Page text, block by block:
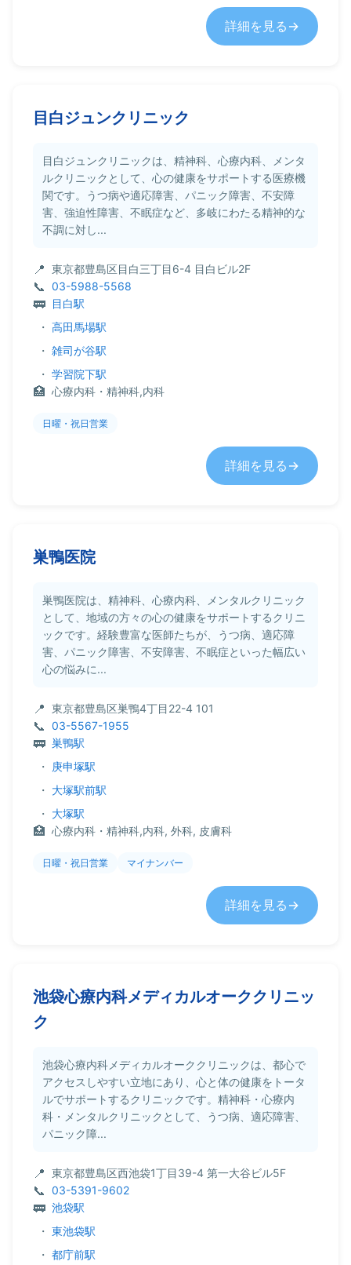
詳細を見る
目白ジュンクリニック
目白ジュンクリニックは、精神科、心療内科、メンタ
ルクリニックとして、心の健康をサポートする医療機
関です。うつ病や適応障害、パニック障害、不安障
害、強迫性障害、不眠症など、多岐にわたる精神的な
不調に対し...
東京都豊島区目白三丁目6-4 目白ビル2F
03-5988-5568
目白駅
・ 高田馬場駅
・ 雑司が谷駅
・ 学習院下駅
心療内科・精神科,内科
日曜・祝日営業
詳細を見る
巣鴨医院
巣鴨医院は、精神科、心療内科、メンタルクリニック
として、地域の方々の心の健康をサポートするクリニ
ックです。経験豊富な医師たちが、うつ病、適応障
害、パニック障害、不安障害、不眠症といった幅広い
心の悩みに...
東京都豊島区巣鴨4丁目22-4 101
03-5567-1955
巣鴨駅
・
庚申塚駅
・ 大塚駅前駅
・ 大塚駅
心療内科・精神科,内科, 外科, 皮膚科
日曜・祝日営業 マイナンバー
詳細を見る
池袋心療内科メディカルオーククリニッ
ク
池袋心療内科メディカルオーククリニックは、都心で
アクセスしやすい立地にあり、心と体の健康をトータ
ルでサポートするクリニックです。精神科・心療内
科・メンタルクリニックとして、うつ病、適応障害、
パニック障...
東京都豊島区西池袋1丁目39-4 第一大谷ビル5F
03-5391-9602
池袋駅
・ 東池袋駅
・ 都庁前駅